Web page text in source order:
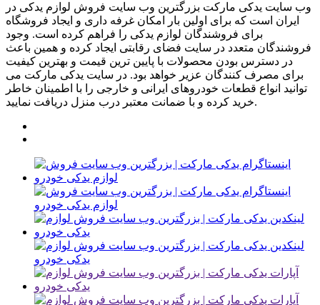
وب سایت یدکی مارکت بزرگترین وب سایت فروش لوازم یدکی در
ایران است که برای اولین بار امکان غرفه داری و ایجاد فروشگاه
برای فروشندگان لوازم یدکی را فراهم کرده است. وجود
فروشندگان متعدد در سایت فضای رقابتی ایجاد کرده و همین باعث
در دسترس بودن محصولات با پایین ترین قیمت و بهترین کیفیت
برای مصرف کنندگان عزیر خواهد بود. در سایت یدکی مارکت می
توانید انواع قطعات خودروهای ایرانی و خارجی را با اطمینان خاطر
خرید کرده و با ضمانت معتبر درب منزل دریافت نمایید.